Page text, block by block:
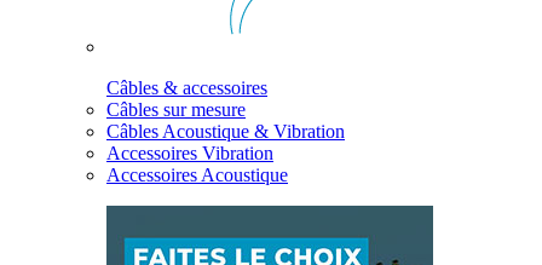
Câbles & accessoires
Câbles sur mesure
Câbles Acoustique & Vibration
Accessoires Vibration
Accessoires Acoustique